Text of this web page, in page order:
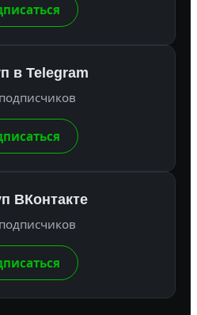
в Telegram
ВКонтакте